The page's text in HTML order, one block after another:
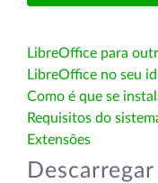
LibreOffice para
LibreOffice no seu
Como é que se
Requisitos do
Extensões
Descarregar